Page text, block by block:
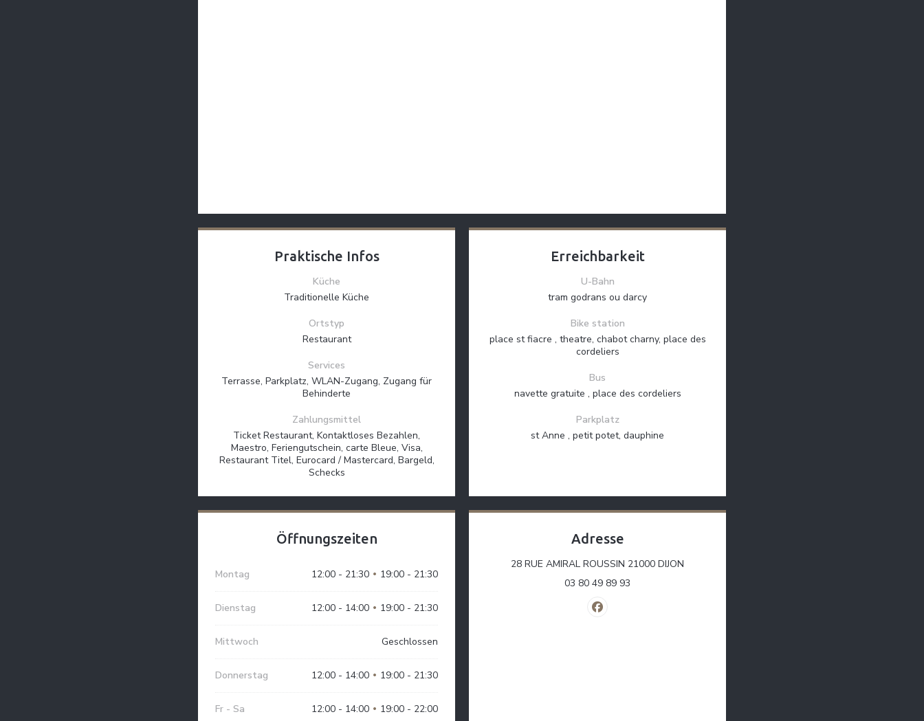
Praktische Infos
Küche
Traditionelle Küche
Ortstyp
Restaurant
Services
Terrasse, Parkplatz, WLAN-Zugang, Zugang für
Behinderte
Zahlungsmittel
Ticket Restaurant, Kontaktloses Bezahlen,
Maestro, Feriengutschein, carte Bleue, Visa,
Restaurant Titel, Eurocard / Mastercard, Bargeld,
Schecks
Erreichbarkeit
U-Bahn
tram godrans ou darcy
Bike station
place st fiacre , theatre, chabot charny, place des
cordeliers
Bus
navette gratuite , place des cordeliers
Parkplatz
st Anne , petit potet, dauphine
Öffnungszeiten
Montag 12:00 - 21:30 • 19:00 - 21:30
Dienstag 12:00 - 14:00 • 19:00 - 21:30
Mittwoch Geschlossen
Donnerstag 12:00 - 14:00 • 19:00 - 21:30
Fr - Sa 12:00 - 14:00 • 19:00 - 22:00
Adresse
28 RUE AMIRAL ROUSSIN 21000 DIJON
03 80 49 89 93
Facebook ((öffnet ein neues Fenster))